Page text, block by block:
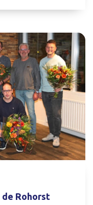
Rohorst